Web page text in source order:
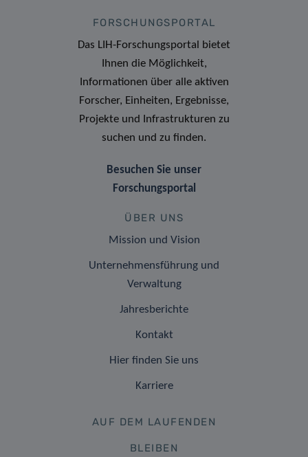
FORSCHUNGSPORTAL
Das LIH-Forschungsportal bietet
Ihnen die Möglichkeit,
Informationen über alle aktiven
Forscher, Einheiten, Ergebnisse,
Projekte und Infrastrukturen zu
suchen und zu finden.
Besuchen Sie unser
Forschungsportal
ÜBER UNS
Mission und Vision
Unternehmensführung und
Verwaltung
Jahresberichte
Kontakt
Hier finden Sie uns
Karriere
AUF DEM LAUFENDEN
BLEIBEN